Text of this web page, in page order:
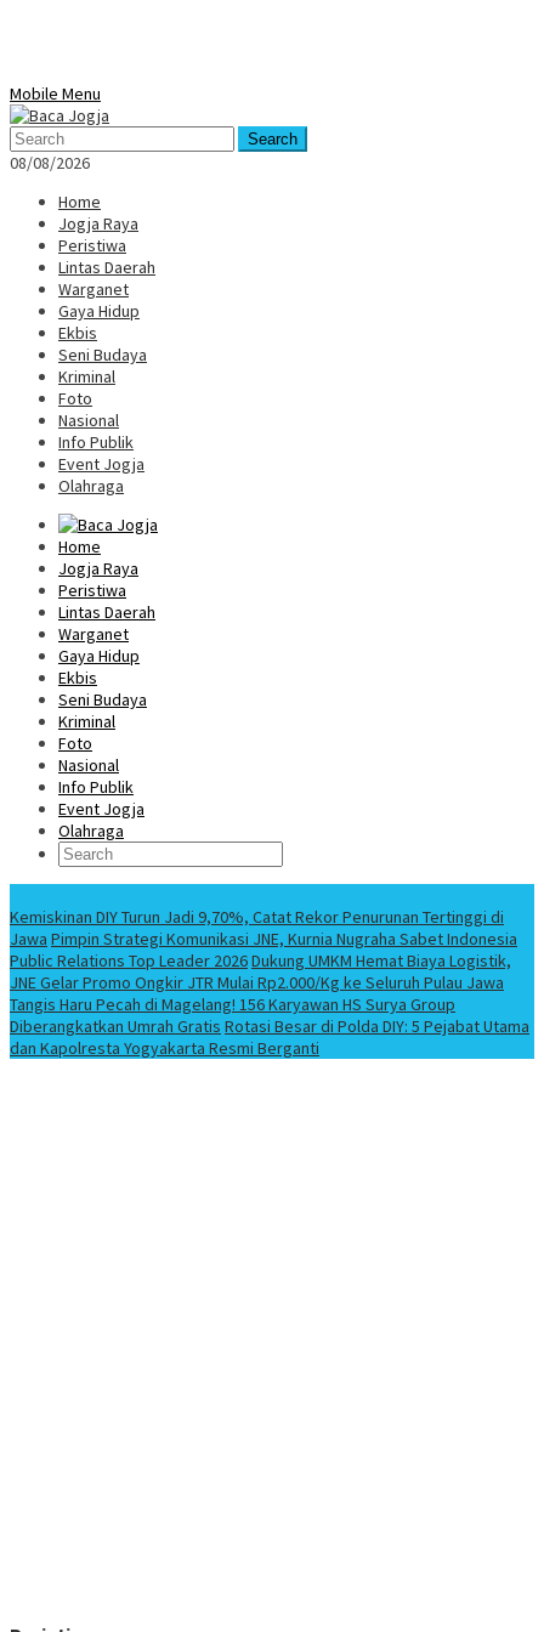
Mobile Menu
Search
08/08/2026
Home
Jogja Raya
Peristiwa
Lintas Daerah
Warganet
Gaya Hidup
Ekbis
Seni Budaya
Kriminal
Foto
Nasional
Info Publik
Event Jogja
Olahraga
Home
Jogja Raya
Peristiwa
Lintas Daerah
Warganet
Gaya Hidup
Ekbis
Seni Budaya
Kriminal
Foto
Nasional
Info Publik
Event Jogja
Olahraga
Kemiskinan DIY Turun Jadi 9,70%, Catat Rekor Penurunan Tertinggi di
Jawa Pimpin Strategi Komunikasi JNE, Kurnia Nugraha Sabet Indonesia
Public Relations Top Leader 2026Dukung UMKM Hemat Biaya Logistik,
JNE Gelar Promo Ongkir JTR Mulai Rp2.000/Kg ke Seluruh Pulau Jawa
Tangis Haru Pecah di Magelang! 156 Karyawan HS Surya Group
Diberangkatkan Umrah Gratis Rotasi Besar di Polda DIY: 5 Pejabat Utama
dan Kapolresta Yogyakarta Resmi Berganti